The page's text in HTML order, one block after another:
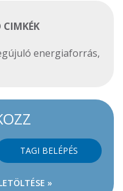
CIMKÉK
energiaforrás,
TAGI BELÉPÉS
»